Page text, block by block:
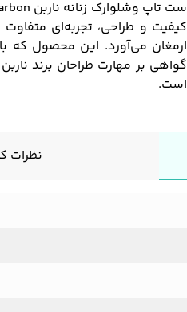
کیفیت و طراحی، تجربه‌ای
ارمغان می‌آورد. این محصول
گواهی بر مهارت طراحان برند
است.
نظرات